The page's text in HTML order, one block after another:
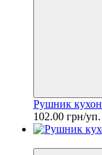
Рушник
102.00 грн/уп.